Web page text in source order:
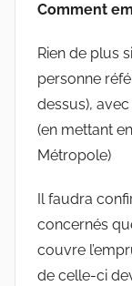
Comment
Rien de plus
personne
dessus),
(en mettant
Métropole)
Il faudra
concernés
couvre
de celle-ci